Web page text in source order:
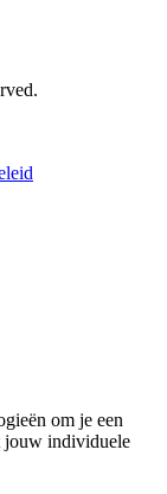
om je een
jouw individuele